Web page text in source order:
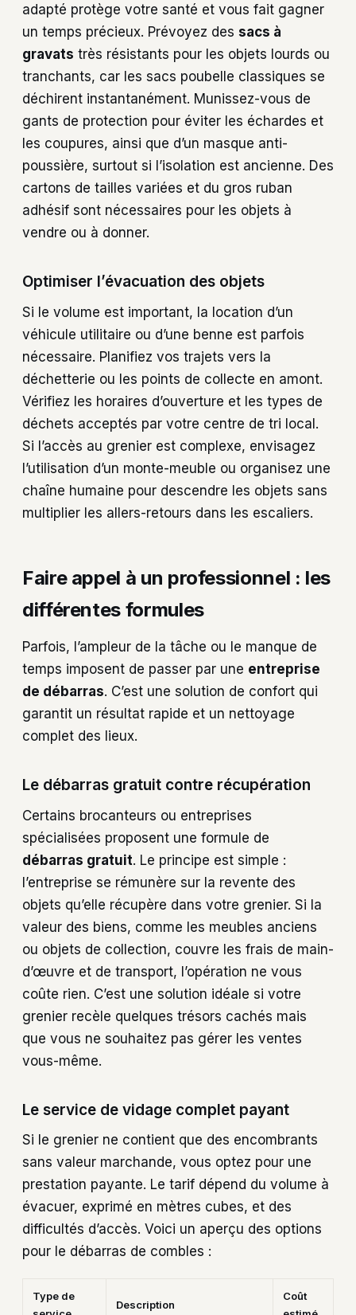
adapté protège votre santé et vous fait gagner
un temps précieux. Prévoyez des sacs à
gravats très résistants pour les objets lourds ou
tranchants, car les sacs poubelle classiques se
déchirent instantanément. Munissez-vous de
gants de protection pour éviter les échardes et
les coupures, ainsi que d’un masque anti-
poussière, surtout si l’isolation est ancienne. Des
cartons de tailles variées et du gros ruban
adhésif sont nécessaires pour les objets à
vendre ou à donner.
Optimiser l’évacuation des objets
Si le volume est important, la location d’un
véhicule utilitaire ou d’une benne est parfois
nécessaire. Planifiez vos trajets vers la
déchetterie ou les points de collecte en amont.
Vérifiez les horaires d’ouverture et les types de
déchets acceptés par votre centre de tri local.
Si l’accès au grenier est complexe, envisagez
l’utilisation d’un monte-meuble ou organisez une
chaîne humaine pour descendre les objets sans
multiplier les allers-retours dans les escaliers.
Faire appel à un professionnel : les
différentes formules
Parfois, l’ampleur de la tâche ou le manque de
temps imposent de passer par une entreprise
de débarras. C’est une solution de confort qui
garantit un résultat rapide et un nettoyage
complet des lieux.
Le débarras gratuit contre récupération
Certains brocanteurs ou entreprises
spécialisées proposent une formule de
débarras gratuit. Le principe est simple :
l’entreprise se rémunère sur la revente des
objets qu’elle récupère dans votre grenier. Si la
valeur des biens, comme les meubles anciens
ou objets de collection, couvre les frais de main-
d’œuvre et de transport, l’opération ne vous
coûte rien. C’est une solution idéale si votre
grenier recèle quelques trésors cachés mais
que vous ne souhaitez pas gérer les ventes
vous-même.
Le service de vidage complet payant
Si le grenier ne contient que des encombrants
sans valeur marchande, vous optez pour une
prestation payante. Le tarif dépend du volume à
évacuer, exprimé en mètres cubes, et des
difficultés d’accès. Voici un aperçu des options
pour le débarras de combles :
Type de
Description
Coût